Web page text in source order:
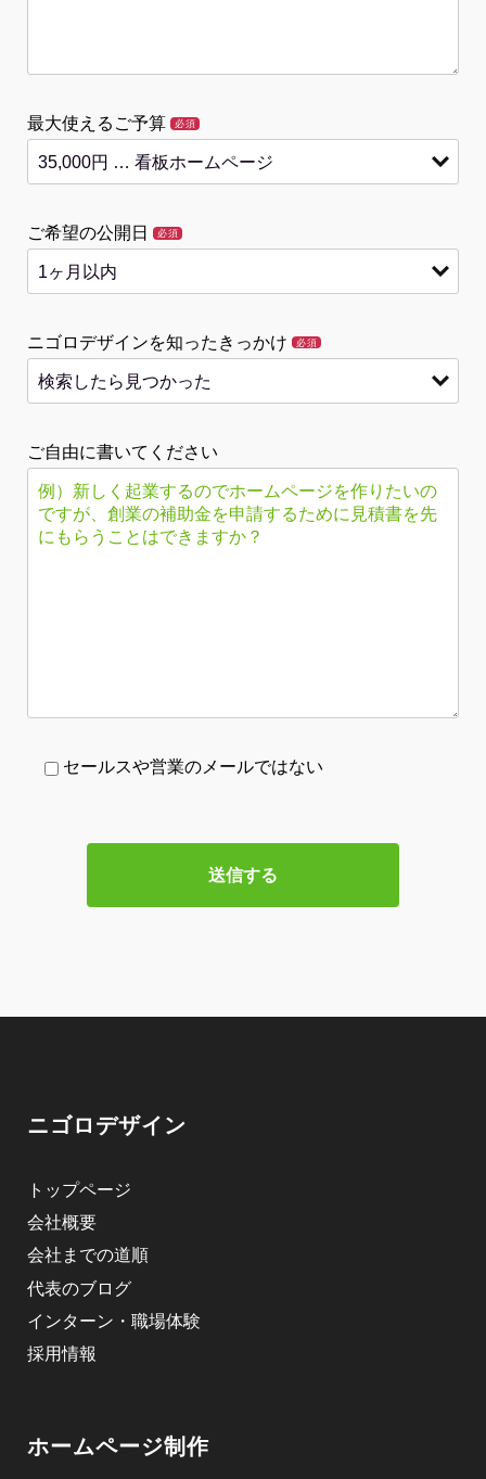
最大使えるご予算 必須
ご希望の公開日 必須
ニゴロデザインを知ったきっかけ 必須
ご自由に書いてください
セールスや営業のメールではない
ニゴロデザイン
トップページ
会社概要
会社までの道順
代表のブログ
インターン・職場体験
採用情報
ホームページ制作